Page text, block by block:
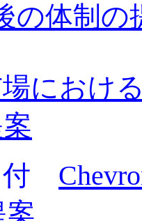
の体制の
におけ
案